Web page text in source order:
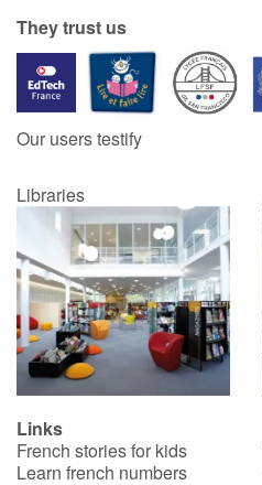
They trust us
Our users testify
Libraries
Links
French stories for kids
Learn french numbers